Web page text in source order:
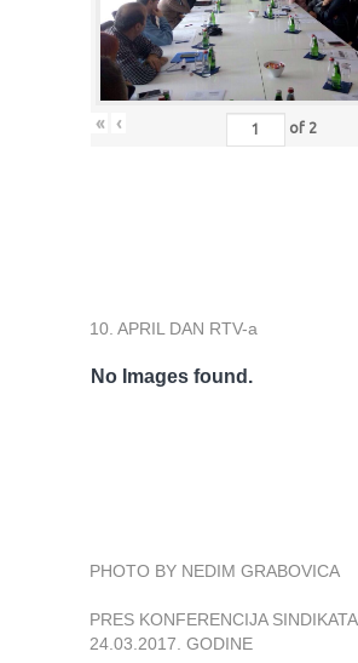
« ‹ of 2
10. APRIL DAN RTV-a
No Images found.
PHOTO BY NEDIM GRABOVICA
PRES KONFERENCIJA SINDIKATA
24.03.2017. GODINE